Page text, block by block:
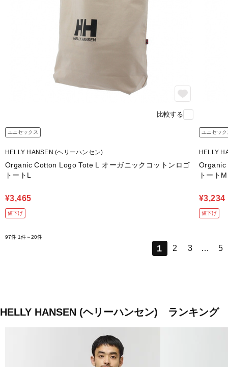
比較する
ユニセックス
HELLY HANSEN (ヘリーハンセン)
Organic Cotton Logo Tote L オーガニックコットンロゴ
トートL
¥3,465
値下げ
ユニセック
HELLY
Organic
トートM
¥3,234
値下げ
97件 1件～20件
1 2 3 … 5
HELLY HANSEN (ヘリーハンセン) ランキング